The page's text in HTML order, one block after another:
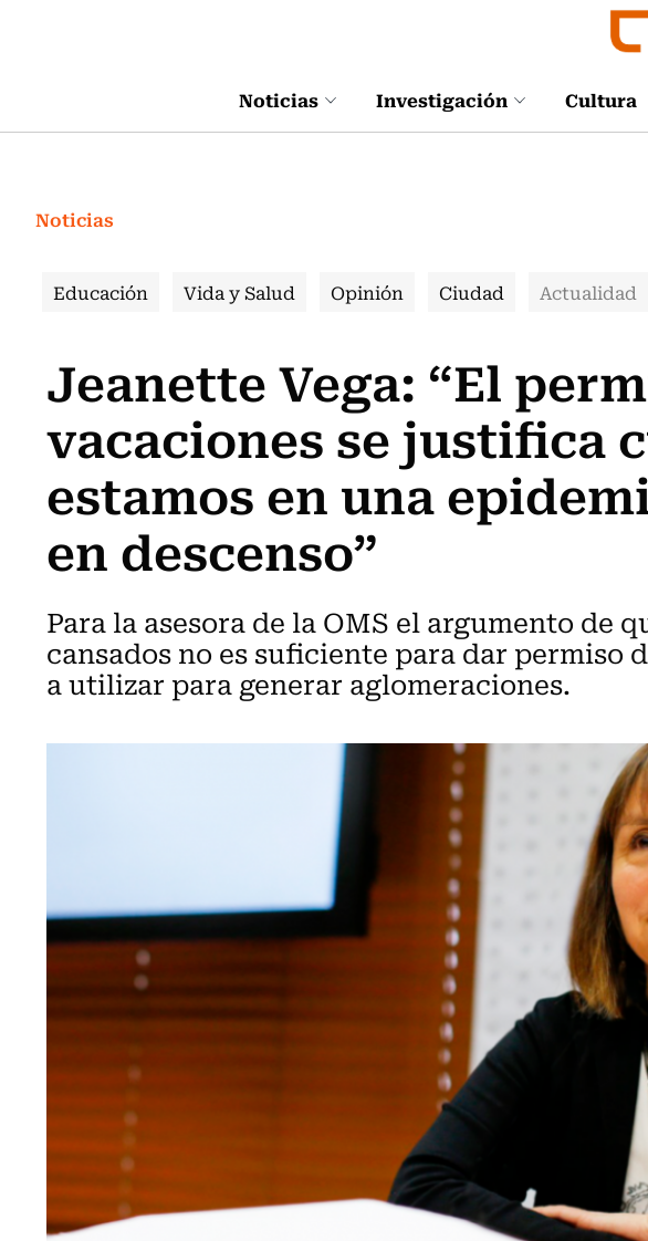
Noticias Investigación Cultura
Noticias
Educación Vida y Salud Opinión Ciudad Actualidad
Jeanette Vega: “El
vacaciones se justifica
estamos en una
en descenso”
Para la asesora de la OMS el argumento de
cansados no es suficiente para dar permiso
a utilizar para generar aglomeraciones.